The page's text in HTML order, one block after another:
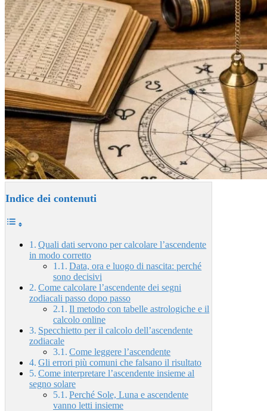
Indice dei contenuti
Quali dati servono per calcolare l’ascendente
in modo corretto
Data, ora e luogo di nascita: perché
sono decisivi
Come calcolare l’ascendente dei segni
zodiacali passo dopo passo
Il metodo con tabelle astrologiche e il
calcolo online
Specchietto per il calcolo dell’ascendente
zodiacale
Come leggere l’ascendente
Gli errori più comuni che falsano il risultato
Come interpretare l’ascendente insieme al
segno solare
Perché Sole, Luna e ascendente
vanno letti insieme